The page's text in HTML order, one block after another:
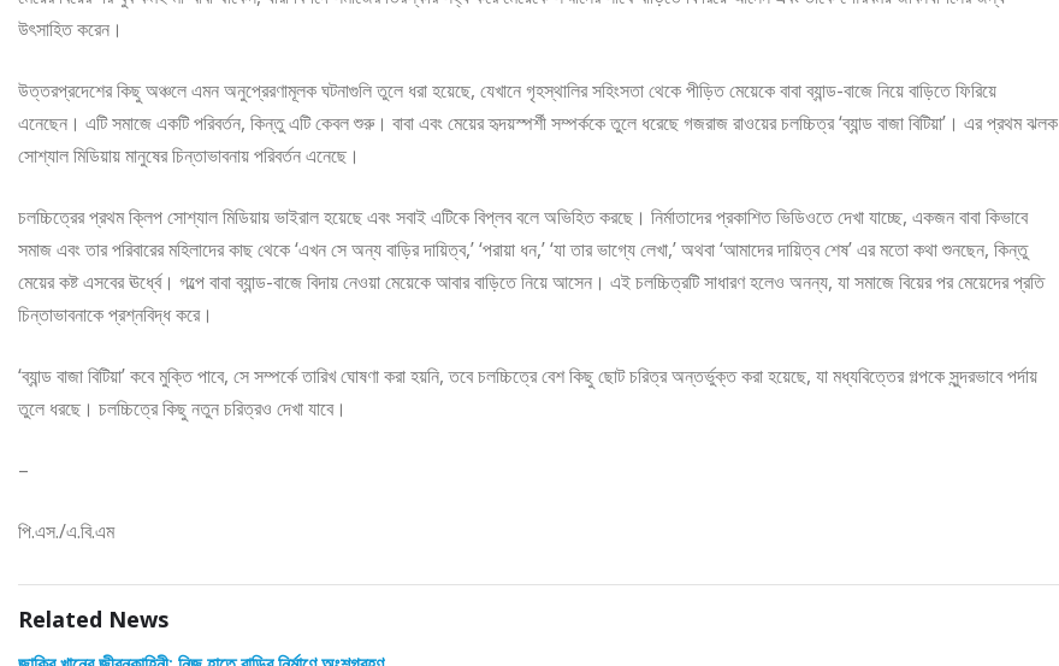
উৎসাহিত করেন।
উত্তরপ্রদেশের কিছু অঞ্চলে এমন অনুপ্রেরণামূলক ঘটনাগুলি তুলে ধরা হয়েছে, যেখানে গৃহস্থালির সহিংসতা থেকে পীড়িত মেয়েকে বাবা ব্যান্ড-বাজে নিয়ে বাড়িতে ফিরিয়ে
এনেছেন। এটি সমাজে একটি পরিবর্তন, কিন্তু এটি কেবল শুরু। বাবা এবং মেয়ের হৃদয়স্পর্শী সম্পর্ককে তুলে ধরেছে গজরাজ রাওয়ের চলচ্চিত্র ‘ব্যান্ড বাজা বিটিয়া’। এর প্রথম ঝলক
সোশ্যাল মিডিয়ায় মানুষের চিন্তাভাবনায় পরিবর্তন এনেছে।
চলচ্চিত্রের প্রথম ক্লিপ সোশ্যাল মিডিয়ায় ভাইরাল হয়েছে এবং সবাই এটিকে বিপ্লব বলে অভিহিত করছে। নির্মাতাদের প্রকাশিত ভিডিওতে দেখা যাচ্ছে, একজন বাবা কিভাবে
সমাজ এবং তার পরিবারের মহিলাদের কাছ থেকে ‘এখন সে অন্য বাড়ির দায়িত্ব,’ ‘পরায়া ধন,’ ‘যা তার ভাগ্যে লেখা,’ অথবা ‘আমাদের দায়িত্ব শেষ’ এর মতো কথা শুনছেন, কিন্তু
মেয়ের কষ্ট এসবের ঊর্ধ্বে। গল্পে বাবা ব্যান্ড-বাজে বিদায় নেওয়া মেয়েকে আবার বাড়িতে নিয়ে আসেন। এই চলচ্চিত্রটি সাধারণ হলেও অনন্য, যা সমাজে বিয়ের পর মেয়েদের প্রতি
চিন্তাভাবনাকে প্রশ্নবিদ্ধ করে।
‘ব্যান্ড বাজা বিটিয়া’ কবে মুক্তি পাবে, সে সম্পর্কে তারিখ ঘোষণা করা হয়নি, তবে চলচ্চিত্রে বেশ কিছু ছোট চরিত্র অন্তর্ভুক্ত করা হয়েছে, যা মধ্যবিত্তের গল্পকে সুন্দরভাবে পর্দায়
তুলে ধরছে। চলচ্চিত্রে কিছু নতুন চরিত্রও দেখা যাবে।
–
পি.এস./এ.বি.এম
Related News